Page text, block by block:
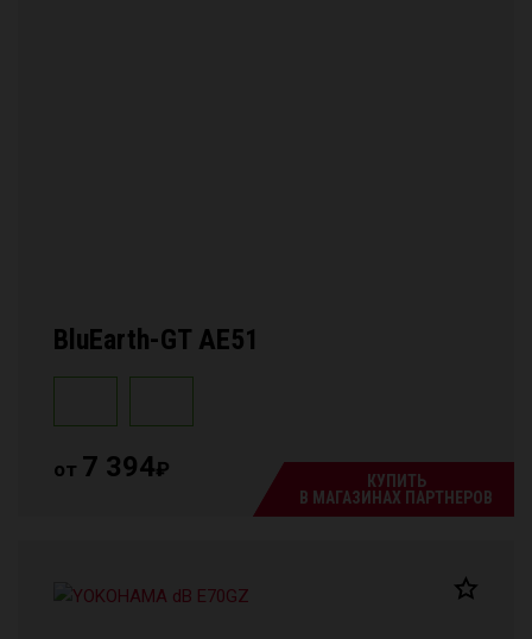
BluEarth-GT AE51
от 7 394₽
КУПИТЬ
В МАГАЗИНАХ ПАРТНЕРОВ